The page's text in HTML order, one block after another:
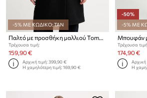
-5% ΜΕ ΚΩΔΙΚΟ: TAN
Παλτό με προσθήκη μαλλιού Tommy Hilfiger
Τρέχουσα τιμή:
159,90 €
Αρχική τιμή:399,90 €
Η χαμηλότερη τιμή:169,90 €
-50%
-5% ΜΕ
Τρέχουσα
174,90 €
Αρχική
Η